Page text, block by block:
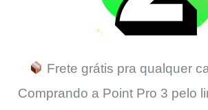
Frete grátis pra qualquer
Comprando a Point Pro 3 pelo